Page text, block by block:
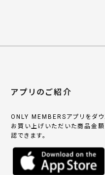
アプリのご紹介
ONLY MEMBERSアプリをダウ
お買い上げいただいた商品金
認できます。